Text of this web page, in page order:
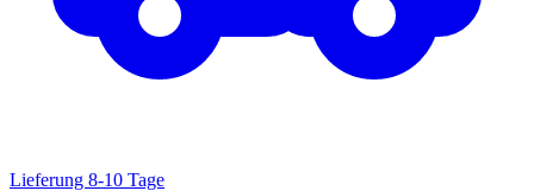
Lieferung 8-10 Tage